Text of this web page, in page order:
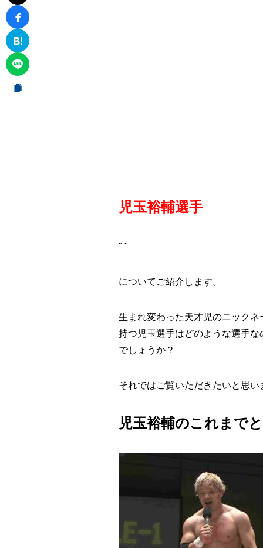
児玉裕輔選手
" "
についてご紹介します。
生まれ変わった天才児のニックネ
持つ児玉選手はどのような選手な
でしょうか？
それではご覧いただきたいと思い
児玉裕輔のこれまで